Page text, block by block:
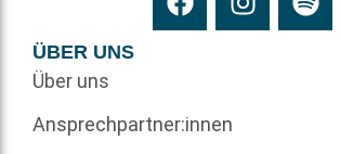
ÜBER UNS
Über uns
Ansprechpartner:innen